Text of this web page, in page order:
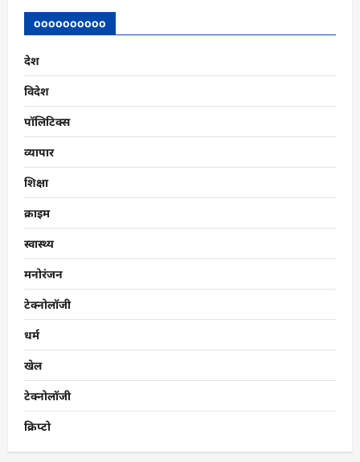
oooooooooo
देश
विदेश
पॉलिटिक्स
व्यापार
शिक्षा
क्राइम
स्वास्थ्य
मनोरंजन
टेक्नोलॉजी
धर्म
खेल
टेक्नोलॉजी
क्रिप्टो